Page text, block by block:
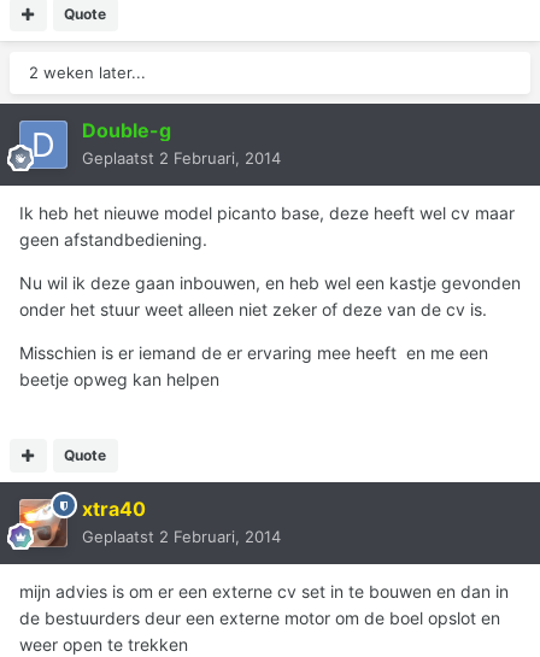
Quote
2 weken later...
Double-g
Geplaatst 2 Februari, 2014
Ik heb het nieuwe model picanto base, deze heeft wel cv maar
geen afstandbediening.
Nu wil ik deze gaan inbouwen, en heb wel een kastje gevonden
onder het stuur weet alleen niet zeker of deze van de cv is.
Misschien is er iemand de er ervaring mee heeft en me een
beetje opweg kan helpen
Quote
xtra40
Geplaatst 2 Februari, 2014
mijn advies is om er een externe cv set in te bouwen en dan in
de bestuurders deur een externe motor om de boel opslot en
weer open te trekken